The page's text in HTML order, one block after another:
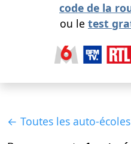
code de la
ou le test
← Toutes les auto-